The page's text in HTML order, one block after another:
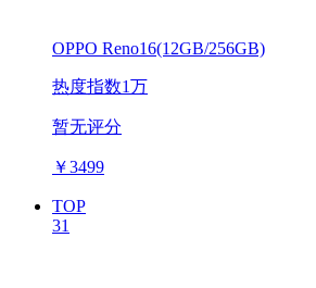
OPPO Reno16(12GB/256GB)
热度指数1万
暂无评分
￥3499
TOP
31